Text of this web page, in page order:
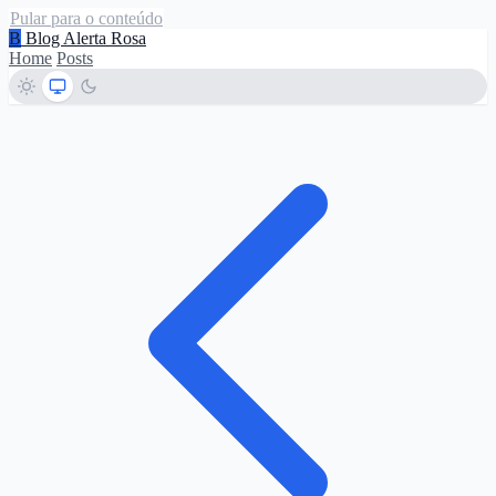
Pular para o conteúdo
B Blog Alerta Rosa
Home Posts